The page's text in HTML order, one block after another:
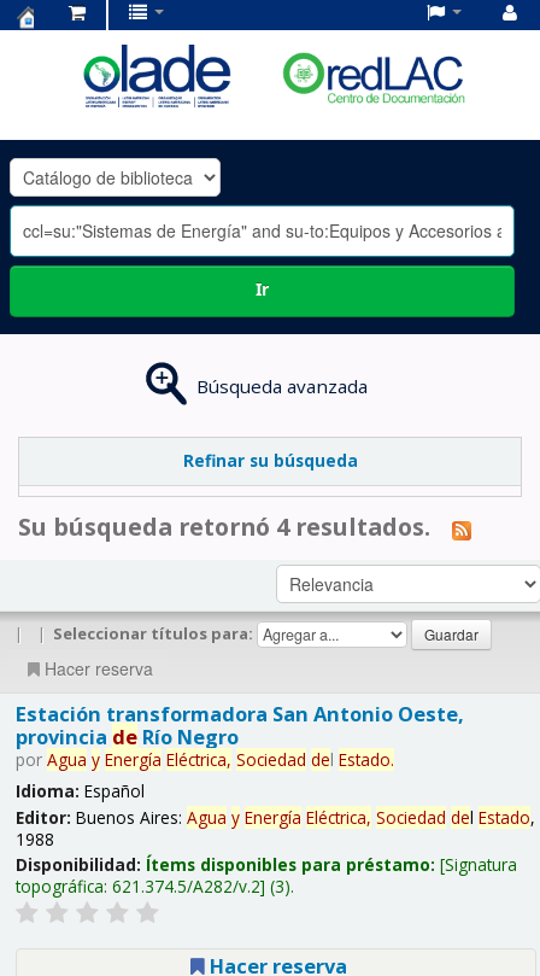
OLADE
-
Ir
Búsqueda avanzada
Refinar su búsqueda
Su búsqueda retornó 4 resultados.
| | Seleccionar títulos para:
Hacer reserva
Estación transformadora San Antonio Oeste,
provincia deRío Negro
por Agua y Energía Eléctrica, Sociedad del Estado.
Idioma: Español
Editor: Buenos Aires: Agua y Energía Eléctrica, Sociedad del Estado,
1988
Disponibilidad: Ítems disponibles para préstamo: Signatura
topográfica: 621.374.5/A282/v.2 (3).
Hacer reserva